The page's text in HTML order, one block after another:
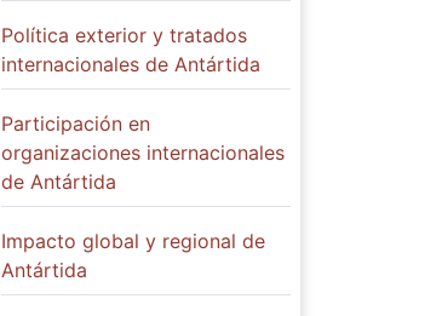
Política exterior y tratados
internacionales de Antártida
Participación en
organizaciones internacionales
de Antártida
Impacto global y regional de
Antártida